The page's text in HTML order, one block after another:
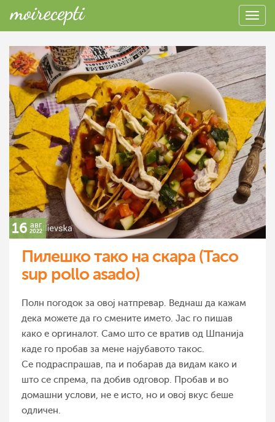
16 авг
2022
Пилешко тако на скара (Taco
sup pollo asado)
Полн погодок за овој натпревар. Веднаш да кажам
дека можете да го смените името. Јас го пишав
како е оргиналот. Само што се вратив од Шпанија
каде го пробав за мене најубавото такос.
Се подраспрашав, па и побарав да видам како и
што се спрема, па добив одговор. Пробав и во
домашни услови, не е исто, но и овој вкус беше
одличен.